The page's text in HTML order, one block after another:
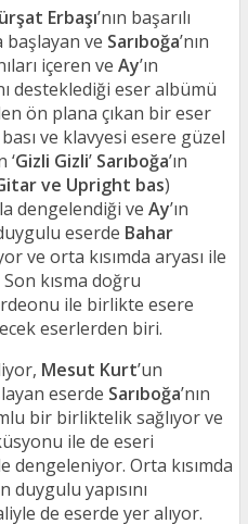
Erbaşı’nın başarılı
ve Sarıboğa’nın
içeren ve Ay’ın
desteklediği eser albümü
ön plana çıkan bir eser
bası ve klavyesi esere güzel
‘Gizli Gizli’ Sarıboğa’ın
ve Upright bas)
dengelendiği ve Ay’ın
eserde Bahar
ve orta kısımda aryası ile
kısma doğru
ile birlikte esere
eserlerden biri.
Mesut Kurt’un
eserde Sarıboğa’nın
bir birliktelik sağlıyor ve
ile de eseri
dengeleniyor. Orta kısımda
yapısını
de eserde yer alıyor.